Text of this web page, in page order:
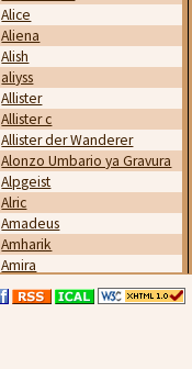
Alice
Aliena
Alish
aliyss
Allister
Allister c
Allister der Wanderer
Alonzo Umbario ya Gravura
Alpgeist
Alric
Amadeus
Amharik
Amira
Ami_Kira
Amphiaraos